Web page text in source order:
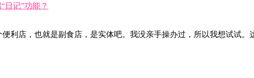
日记”功能？
利店，也就是副食店，是实体吧。我没亲手操办过，所以我想试试